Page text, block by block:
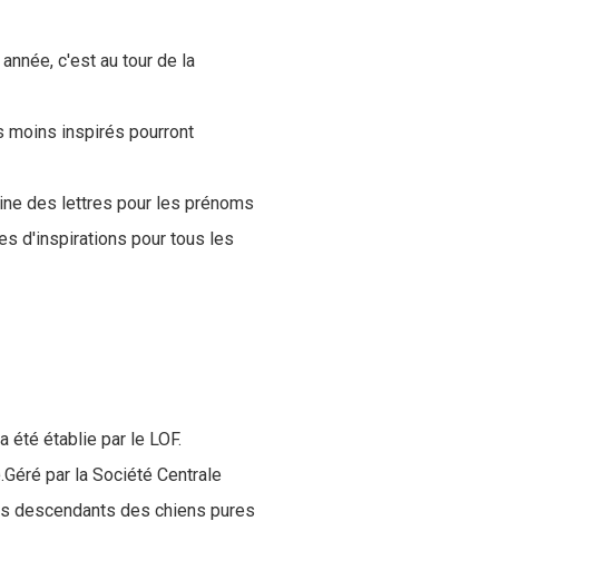
c'est au tour de la
moins inspirés pourront
des lettres pour les prénoms
d'inspirations pour tous les
été établie par le LOF.
par la Société Centrale
descendants des chiens pures